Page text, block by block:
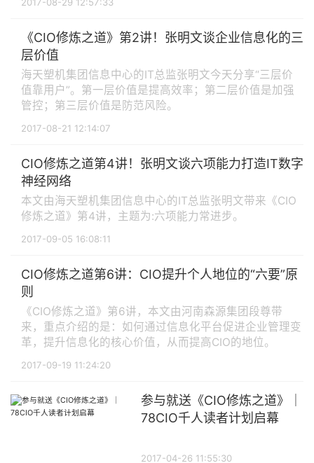
2017-08-29 12:57:33
《CIO修炼之道》第2讲！张明文谈企业信息化的三
层价值
海天塑机集团信息中心的IT总监张明文今天分享“三层价
值靠用户”。第一层价值是提高效率；第二层价值是加强
管控；第三层价值是防范风险。
2017-08-21 12:14:07
CIO修炼之道第4讲！张明文谈六项能力打造IT数字
神经网络
本文由海天塑机集团信息中心的IT总监张明文带来《CIO
修炼之道》第4讲，主题为:六项能力常进步。
2017-09-05 16:08:11
CIO修炼之道第6讲：CIO提升个人地位的“六要”原
则
《CIO修炼之道》第6讲，本文由河南森源集团段尊带
来，重点介绍的是：如何通过信息化平台促进企业管理变
革，提升信息化的核心价值，从而提高CIO的地位。
2017-09-19 11:24:20
参与就送《CIO修炼之道》｜
78CIO千人读者计划启幕
2017-04-26 11:55:30